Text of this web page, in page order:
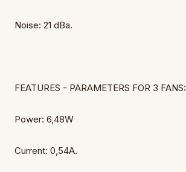
Noise: 21 dBa.
FEATURES - PARAMETERS FOR 3 FANS:
Power: 6,48W
Current: 0,54A.